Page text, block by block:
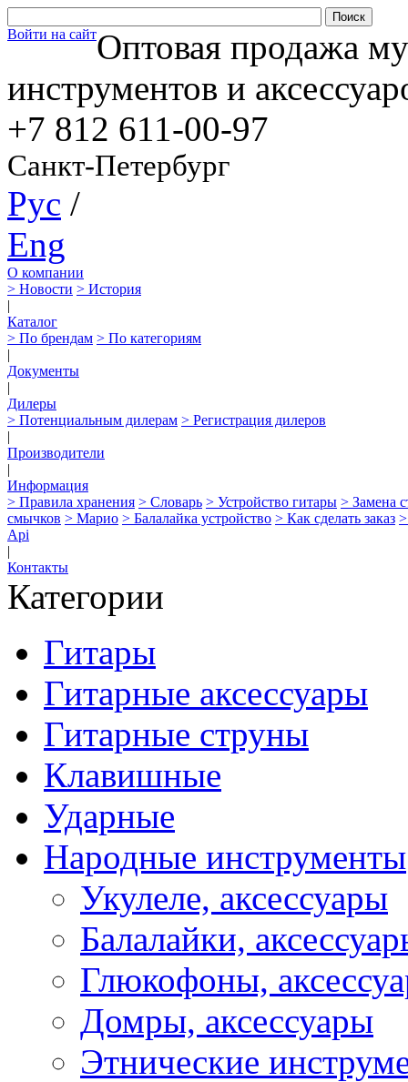
Войти на сайтОптовая продажа
инструментов и
+7 812 611-00-97
Санкт-Петербург
Рус /
Eng
О компании
> Новости > История
|
Каталог
> По брендам > По категориям
|
Документы
|
Дилеры
> Потенциальным дилерам > Регистрация дилеров
|
Производители
|
Информация
> Правила хранения > Словарь > Устройство гитары > Замена
смычков > Марио > Балалайка устройство > Как сделать заказ
Api
|
Контакты
Категории
Гитары
Гитарные аксессуары
Гитарные струны
Клавишные
Ударные
Народные инструменты
Укулеле, аксессуары
Балалайки,
Глюкофоны,
Домры, аксессуары
Этнические